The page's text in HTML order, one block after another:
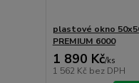
plastové okno
PREMIUM 6000
1 890 Kč/ks
1 562 Kč bez DPH